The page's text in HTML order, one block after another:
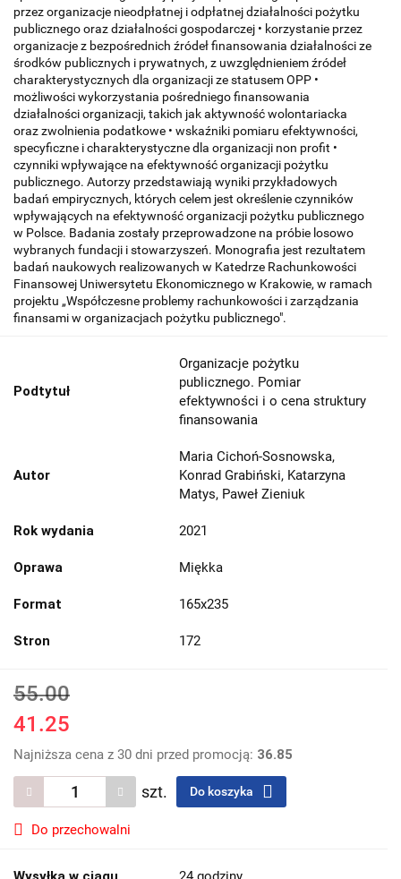
przez organizacje nieodpłatnej i odpłatnej działalności pożytku
publicznego oraz działalności gospodarczej • korzystanie przez
organizacje z bezpośrednich źródeł finansowania działalności ze
środków publicznych i prywatnych, z uwzględnieniem źródeł
charakterystycznych dla organizacji ze statusem OPP •
możliwości wykorzystania pośredniego finansowania
działalności organizacji, takich jak aktywność wolontariacka
oraz zwolnienia podatkowe • wskaźniki pomiaru efektywności,
specyficzne i charakterystyczne dla organizacji non profit •
czynniki wpływające na efektywność organizacji pożytku
publicznego. Autorzy przedstawiają wyniki przykładowych
badań empirycznych, których celem jest określenie czynników
wpływających na efektywność organizacji pożytku publicznego
w Polsce. Badania zostały przeprowadzone na próbie losowo
wybranych fundacji i stowarzyszeń. Monografia jest rezultatem
badań naukowych realizowanych w Katedrze Rachunkowości
Finansowej Uniwersytetu Ekonomicznego w Krakowie, w ramach
projektu „Współczesne problemy rachunkowości i zarządzania
finansami w organizacjach pożytku publicznego".
Podtytuł
Organizacje pożytku
publicznego. Pomiar
efektywności i o cena struktury
finansowania
Autor
Maria Cichoń-Sosnowska,
Konrad Grabiński, Katarzyna
Matys, Paweł Zieniuk
Rok wydania 2021
Oprawa Miękka
Format 165x235
Stron 172
55.00
41.25
Najniższa cena z 30 dni przed promocją: 36.85
szt. Do koszyka
Do przechowalni